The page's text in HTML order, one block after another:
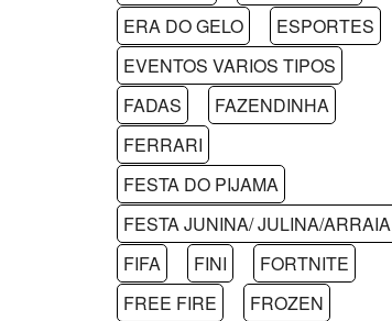
ERA DO GELO
ESPORTES
EVENTOS VARIOS TIPOS
FADAS
FAZENDINHA
FERRARI
FESTA DO PIJAMA
FESTA JUNINA/ JULINA/ARRAIA
FIFA
FINI
FORTNITE
FREE FIRE
FROZEN